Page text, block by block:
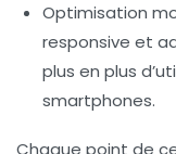
Optimisation
responsive et
plus en plus
smartphones.